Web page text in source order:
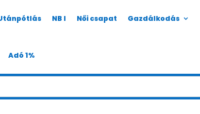
NB I Női csapat Gazdálkodás
Adó 1%